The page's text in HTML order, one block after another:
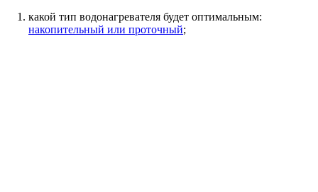
какой тип водонагревателя будет оптимальным:
накопительный или проточный;